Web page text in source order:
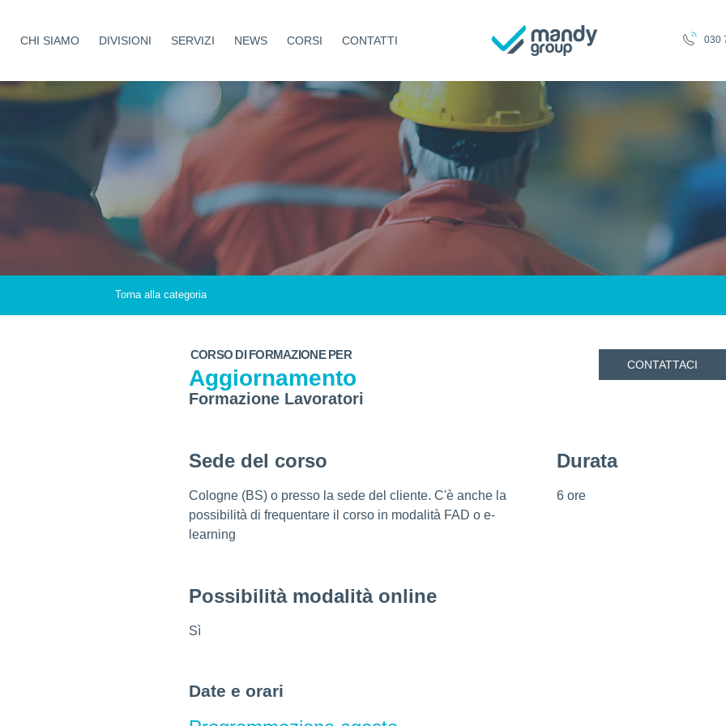
CHI SIAMO DIVISIONI
Aziende Protette
Coltivando Sicurezza
Costruire Sicuri
Tutela Sport
SERVIZI
Sicurezza
Medicina del lavoro
Formazione
Ambiente
Antincendio
Cantieri
Certificazioni
Haccp
NEWS CORSI CONTATTI 030
Torna alla categoria
CONTATTACI
CORSO DI FORMAZIONE PER
Aggiornamento
Formazione Lavoratori
Sede del corso
Cologne (BS) o presso la sede del cliente. C'è anche la
possibilità di frequentare il corso in modalità FAD o e-
learning
Durata
6 ore
Possibilità modalità online
Sì
Date e orari